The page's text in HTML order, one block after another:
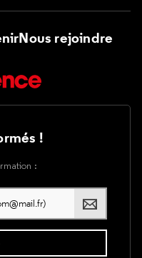
Nous rejoindre
!
: